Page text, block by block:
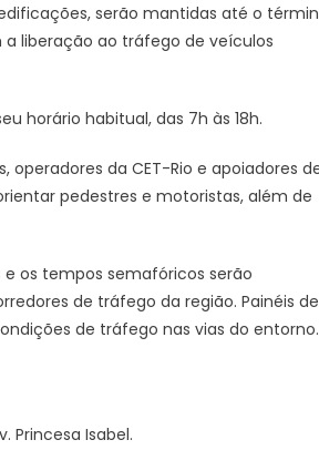
serão mantidas até o
liberação ao tráfego de veículos
horário habitual, das 7h às 18h.
da CET-Rio e apoiadores
pedestres e motoristas, além de
os tempos semafóricos serão
de tráfego da região. Painéis de
de tráfego nas vias do entorno.
Princesa Isabel.